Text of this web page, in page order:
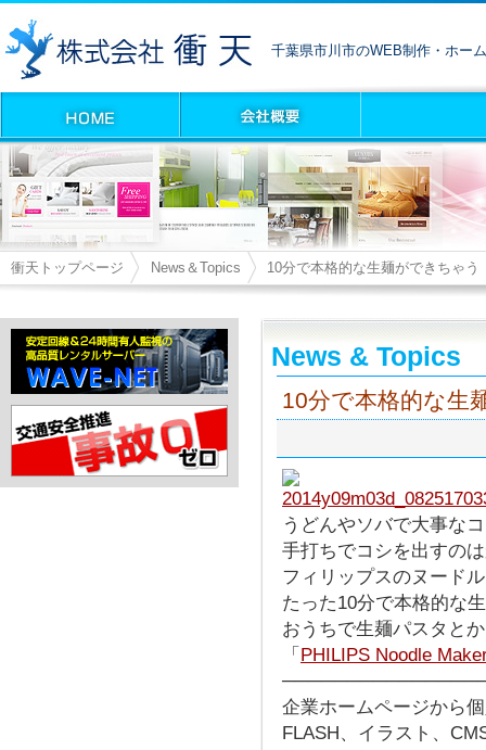
千葉県市川市のWEB制作・ホー
衝天トップページ News＆Topics 10分で本格的な生麺ができちゃう
News & Topics
10分で本格的な生
うどんやソバで大事な
手打ちでコシを出すの
フィリップスのヌード
たった10分で本格的な
おうちで生麺パスタと
「 PHILIPS Noodle
企業ホームページから
FLASH、イラスト、